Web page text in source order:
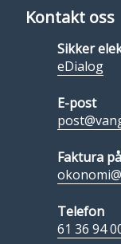
Kontakt oss
Sikker
eDialog
E-post
Faktura
Telefon
61 36 94